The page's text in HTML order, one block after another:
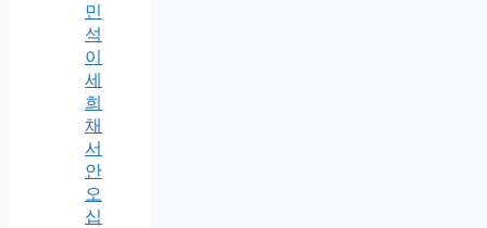
민
석
이
세
희
채
서
안
오
십